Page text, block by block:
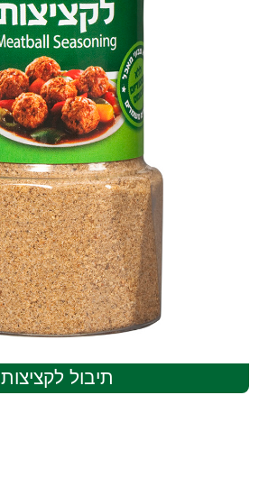
תיבול לקציצות